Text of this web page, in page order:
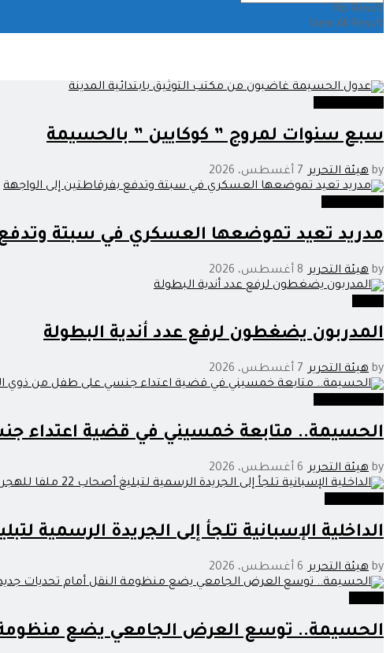
No Result
View All Result
سبع سنوات لمروج ” كوكايين ” بالحسيمة
by هيئة التحرير 7 أغسطس، 2026
مدريد تعيد تموضعها العسكري في سبتة وتدفع
by هيئة التحرير 8 أغسطس، 2026
المدربون يضغطون لرفع عدد أندية البطولة
by هيئة التحرير 7 أغسطس، 2026
الحسيمة.. متابعة خمسيني في قضية اعتداء
by هيئة التحرير 6 أغسطس، 2026
الداخلية الإسبانية تلجأ إلى الجريدة الرسمية لتبليغ أصحاب 22 ملفا
by هيئة التحرير 6 أغسطس، 2026
الحسيمة.. توسع العرض الجامعي يضع منظومة